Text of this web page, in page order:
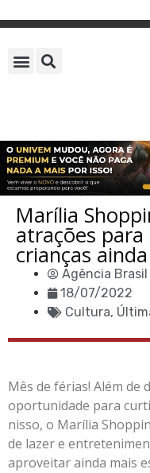
Marília
atrações
crianças
Agência Brasil
18/07/2022
Cultura,
Mês de férias! Além de
oportunidade para
nisso, o Marília
de lazer e
aproveitar ainda mais